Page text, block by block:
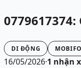
DI ĐỘNG
16/05/2026·1 nhận